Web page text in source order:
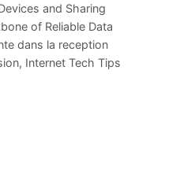
and Sharing
of Reliable Data
dans la reception
Internet Tech Tips